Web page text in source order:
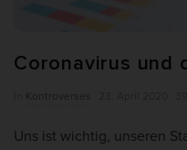
Coronavirus und
Kontroverses
b
Uns ist wichtig, unseren
Alle akzeptieren